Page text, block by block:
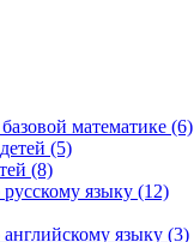
математике (6)
(5)
(8)
языку (12)
языку (3)